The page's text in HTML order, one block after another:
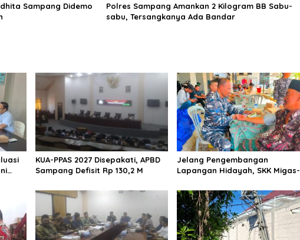
Sampang Didemo
Polres Sampang Amankan 2 Kilogram BB Sabu-
sabu, Tersangkanya Ada Bandar
KUA-PPAS 2027 Disepakati, APBD
Sampang Defisit Rp 130,2 M
Jelang Pengembangan
Lapangan Hidayah, SKK Migas-
Sinergi dengan Nelayan
Sampang